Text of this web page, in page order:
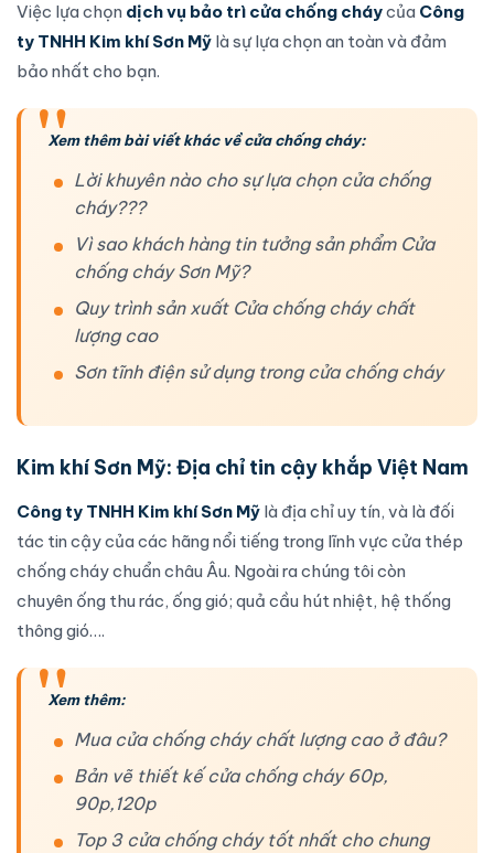
Việc lựa chọn dịch vụ bảo trì cửa chống cháycủa Công
ty TNHH Kim khí Sơn Mỹ là sựlựa chọn an toàn và đảm
bảo nhất cho bạn.
Xem thêm bài viết khác về cửa chống cháy:
Lời khuyên nào cho sự lựa chọn cửa chống
cháy???
Vì sao khách hàng tin tưởng sản phẩm Cửa
chống cháy Sơn Mỹ?
Quy trình sản xuất Cửa chống cháy chất
lượng cao
Sơn tĩnh điện sử dụng trong cửa chống cháy
Kim khí Sơn Mỹ: Địa chỉ tin cậy khắp Việt Nam
Công ty TNHH Kim khí Sơn Mỹ là địa chỉ uy tín, và là đối
tác tin cậy của các hãng nổi tiếng trong lĩnh vực cửa thép
chống cháychuẩn châu Âu. Ngoài ra chúng tôi còn
chuyên ống thu rác, ống gió; quả cầu hút nhiệt, hệ thống
thông gió….
Xem thêm:
Mua cửa chống cháy chất lượng cao ở đâu?
Bản vẽ thiết kế cửa chống cháy 60p,
90p,120p
Top 3 cửa chống cháy tốt nhất cho chung